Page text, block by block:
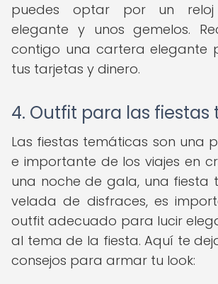
puedes optar por un
elegante y unos gemelos.
contigo una cartera elegante
tus tarjetas y dinero.
4. Outfit para las
Las fiestas temáticas son una
e importante de los viajes en
una noche de gala, una fiesta
velada de disfraces, es
outfit adecuado para lucir
al tema de la fiesta. Aquí te
consejos para armar tu look: